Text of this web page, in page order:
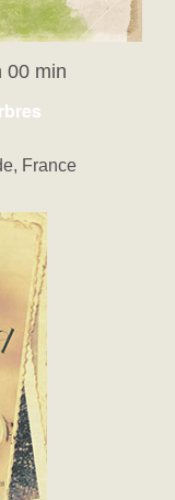
00 min
France